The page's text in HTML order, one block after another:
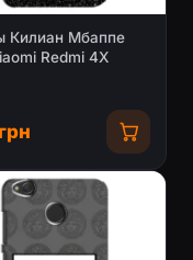
Килиан Мбаппе
Redmi 4X